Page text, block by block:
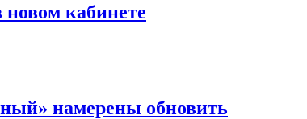
кабинете
намерены обновить